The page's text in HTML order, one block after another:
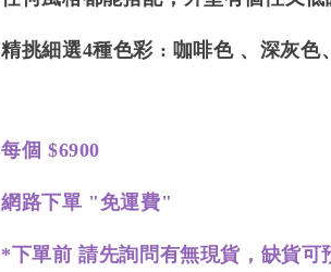
精挑細選4種色彩 : 咖啡色 、深灰色
每個 $6900
網路下單 "免運費"
*下單前 請先詢問有無現貨，缺貨可